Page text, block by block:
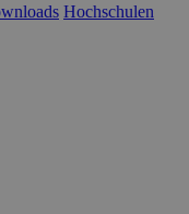
Hochschulen